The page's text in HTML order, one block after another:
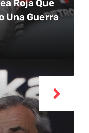
Roja Que
Una Guerra